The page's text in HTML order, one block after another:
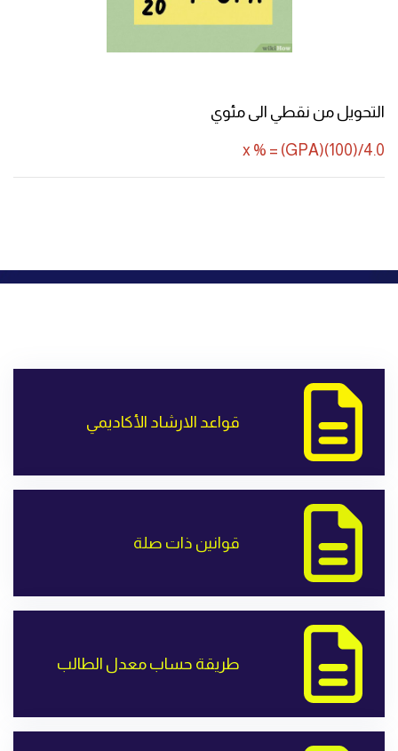
التحويل من نقطي الى مئوي
x % = (GPA)(100)/4.0
قواعد الارشاد الأكاديمي
قوانين ذات صلة
طريقة حساب معدل الطالب